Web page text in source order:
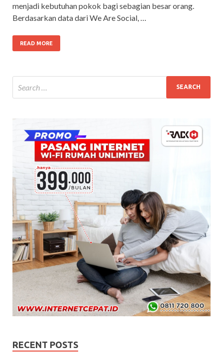
menjadi kebutuhan pokok bagi sebagian besar orang.
Berdasarkan data dari We Are Social, …
READ MORE
RECENT POSTS